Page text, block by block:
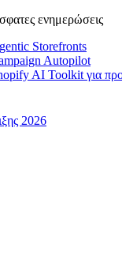
ενημερώσεις
Storefronts
Autopilot
AI Toolkit για
2026